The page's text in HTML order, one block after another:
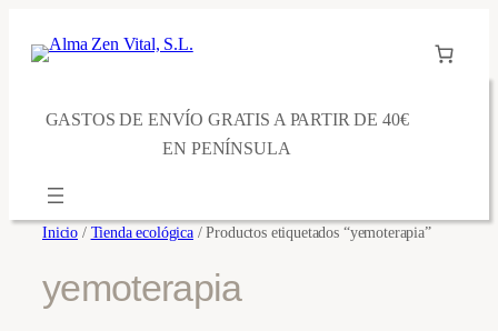
GASTOS DE ENVÍO GRATIS A PARTIR DE 40€
EN PENÍNSULA
Inicio / Tienda ecológica/ Productos etiquetados “yemoterapia”
yemoterapia